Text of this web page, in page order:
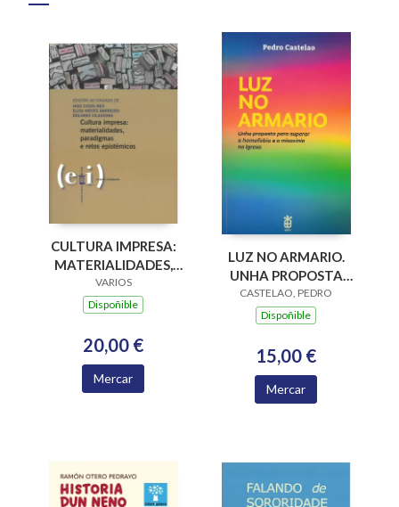
CULTURA IMPRESA:
MATERIALIDADES,
PARADIGMAS E
RETOS EPISTÉMICOS
VARIOS
Dispoñible
20,00 €
Mercar
LUZ NO ARMARIO.
UNHA PROPOSTA
PARA SUPERAR A
HOMOFOBIA E A
IGREXA
CASTELAO, PEDRO
Dispoñible
15,00 €
Mercar